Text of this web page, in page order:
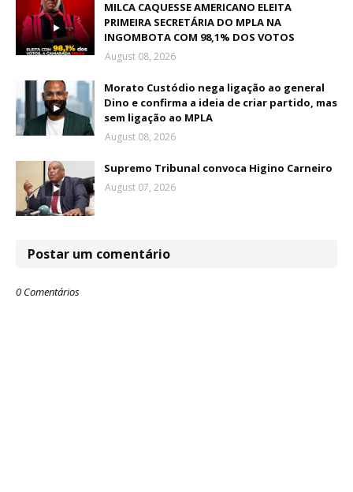
MILCA CAQUESSE AMERICANO ELEITA
PRIMEIRA SECRETÁRIA DO MPLA NA
INGOMBOTA COM 98,1% DOS VOTOS
August 08, 2026
Morato Custódio nega ligação ao general
Dino e confirma a ideia de criar partido, mas
sem ligação ao MPLA
August 08, 2026
Supremo Tribunal convoca Higino Carneiro
August 07, 2026
Postar um comentário
0 Comentários